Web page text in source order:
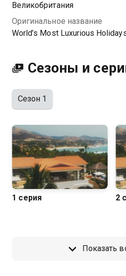
Великобритания
Оригинальное название
World’s Most Luxurious
Сезоны и
Сезон 1
1 серия 2
Показать